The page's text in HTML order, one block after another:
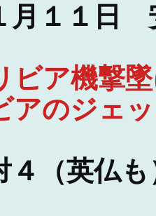
月１１日
ビア機撃
アのジェ
（英仏